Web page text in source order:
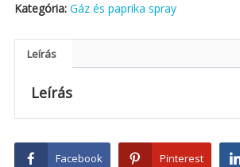
Kategória: Gáz és paprika spray
Leírás
Leírás
Facebook Pinterest